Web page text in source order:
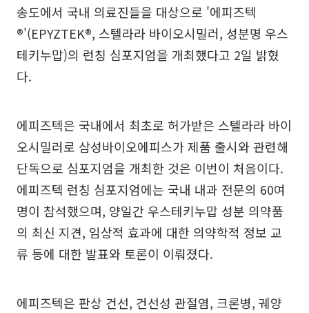
송도에서 국내 의료진들을 대상으로 '에피즈텍
®'(EPYZTEK®, 스텔라라 바이오시밀러, 성분명 우스
테키누맙)의 런칭 심포지엄을 개최했다고 2일 밝혔
다.
에피즈텍은 국내에서 최초로 허가받은 스텔라라 바이
오시밀러로 삼성바이오에피스가 제품 출시와 관련해
단독으로 심포지엄을 개최한 것은 이번이 처음이다.
에피즈텍 런칭 심포지엄에는 국내 내과 전문의 60여
명이 참석했으며, 양일간 우스테키누맙 성분 의약품
의 최신 지견, 임상적 효과에 대한 의약학적 정보 교
류 등에 대한 발표와 토론이 이뤄졌다.
에피즈텍은 판상 건선, 건선성 관절염, 크론병, 궤양